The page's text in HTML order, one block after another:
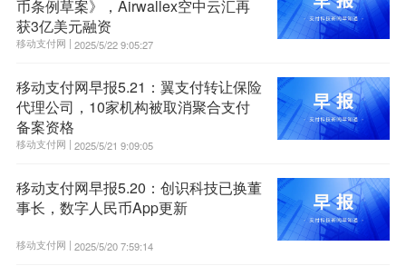
币条例草案》，Airwallex空中云汇再
获3亿美元融资
移动支付网 | 2025/5/22 9:05:27
移动支付网早报5.21：翼支付转让保险
代理公司，10家机构被取消聚合支付
备案资格
移动支付网 | 2025/5/21 9:09:05
移动支付网早报5.20：创识科技已换董
事长，数字人民币App更新
移动支付网 | 2025/5/20 7:59:14